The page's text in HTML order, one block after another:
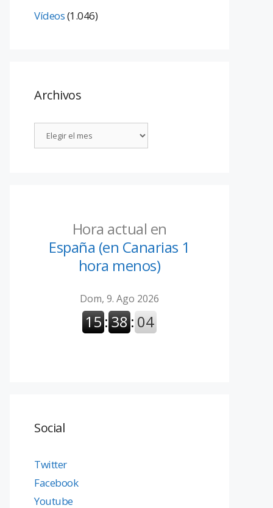
Vídeos(1.046)
Archivos
Hora actual en
España (en Canarias 1
hora menos)
Social
Twitter
Facebook
Youtube